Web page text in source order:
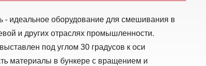
- идеальное оборудование для смешивания в
и других отраслях промышленности.
под углом 30 градусов к оси
материалы в бункере с вращением и